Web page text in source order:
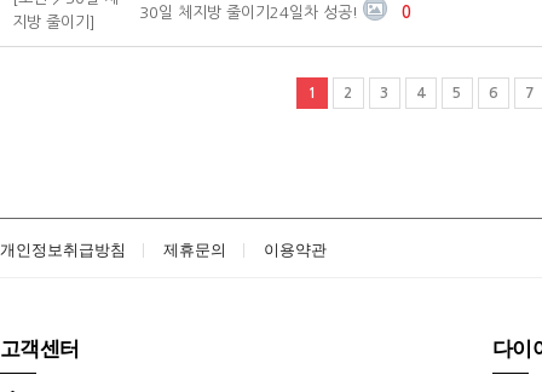
지방 줄이기]
30일 체지방 줄이기24일차 성공! 0
1 2 3 4 5 6 7
개인정보취급방침 제휴문의 이용약관
고객센터 다이